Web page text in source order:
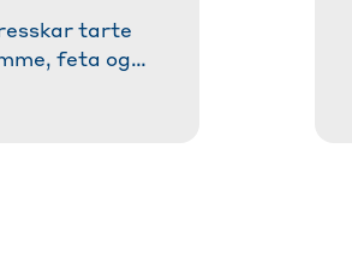
tarte
feta og